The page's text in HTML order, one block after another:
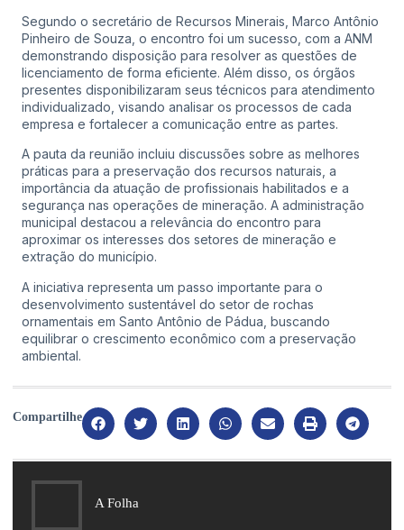
Segundo o secretário de Recursos Minerais, Marco Antônio
Pinheiro de Souza, o encontro foi um sucesso, com a ANM
demonstrando disposição para resolver as questões de
licenciamento de forma eficiente. Além disso, os órgãos
presentes disponibilizaram seus técnicos para atendimento
individualizado, visando analisar os processos de cada
empresa e fortalecer a comunicação entre as partes.
A pauta da reunião incluiu discussões sobre as melhores
práticas para a preservação dos recursos naturais, a
importância da atuação de profissionais habilitados e a
segurança nas operações de mineração. A administração
municipal destacou a relevância do encontro para
aproximar os interesses dos setores de mineração e
extração do município.
A iniciativa representa um passo importante para o
desenvolvimento sustentável do setor de rochas
ornamentais em Santo Antônio de Pádua, buscando
equilibrar o crescimento econômico com a preservação
ambiental.
Compartilhe
A Folha